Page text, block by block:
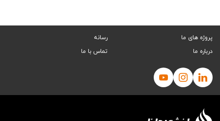
پروژه های ما
رسانه
درباره ما
تماس با ما